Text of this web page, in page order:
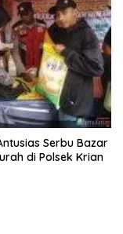
Serbu Bazar
di Polsek Krian